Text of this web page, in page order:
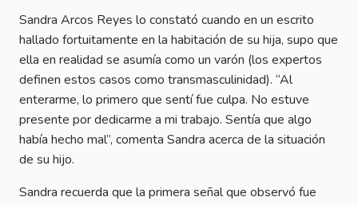
Sandra Arcos Reyes lo constató cuando en un escrito
hallado fortuitamente en la habitación de su hija, supo que
ella en realidad se asumía como un varón (los expertos
definen estos casos como transmasculinidad). “Al
enterarme, lo primero que sentí fue culpa. No estuve
presente por dedicarme a mi trabajo. Sentía que algo
había hecho mal”, comenta Sandra acerca de la situación
de su hijo.
Sandra recuerda que la primera señal que observó fue